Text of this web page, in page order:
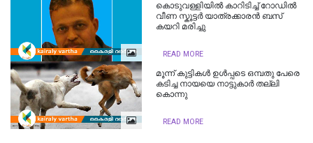
കൊടുവള്ളിയില്‍ കാറിടിച്ച് റോഡിൽ
വീണ സ്കൂട്ടർ യാത്രക്കാരൻ ബസ്
കയറി മരിച്ചു
READ MORE
മൂന്ന് കുട്ടികൾ ഉൾപ്പടെ ഒമ്പതു പേരെ
കടിച്ച നായയെ നാട്ടുകാർ തല്ലി
കൊന്നു
READ MORE